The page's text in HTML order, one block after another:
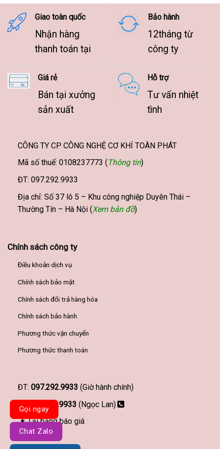
9.500.000 ₫
Giao toàn quốc
Nhận hàng
thanh toán tại
Bảo hành
12tháng từ
công ty
Giá rẻ
Bán tại xưởng
sản xuất
Hỗ trợ
Tư vấn nhiệt
tình
CÔNG TY CP CÔNG NGHỆ CƠ KHÍ TOÀN PHÁT
Mã số thuế: 0108237773 ( Thông tin)
ĐT: 097.292.9933
Địa chỉ: Số 37 lô 5 – Khu công nghiệp Duyên Thái –
Thường Tín – Hà Nội (Xem bản đồ)
Chính sách công ty
Điều khoản dịch vụ
Chính sách bảo mật
Chính sách đổi trả hàng hóa
Chính sách bảo hành
Phương thức vận chuyển
Phương thức thanh toán
ĐT: 097.292.9933 (Giờ hành chính)
097.292.9933 (Ngọc Lan)
Tải bảng báo giá
Gọi ngay
Chat Zalo